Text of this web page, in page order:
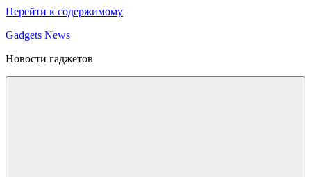
Перейти к содержимому
Gadgets News
Новости гаджетов